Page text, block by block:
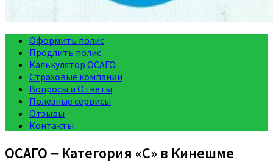
Оформить полис
Продлить полис
Калькулятор ОСАГО
Страховые компании
Вопросы и Ответы
Полезные сервисы
Отзывы
Контакты
ОСАГО ‒ Категория «C» в Кинешме